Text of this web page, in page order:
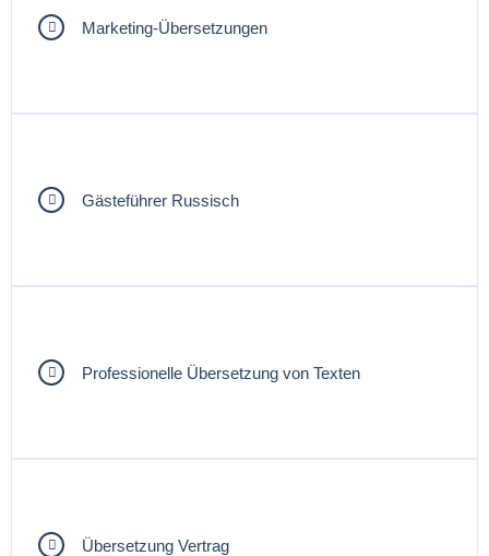
Marketing-Übersetzungen
Gästeführer Russisch
Professionelle Übersetzung von Texten
Übersetzung Vertrag